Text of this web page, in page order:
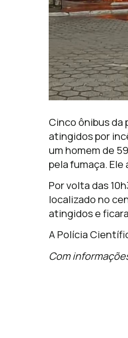
Cinco ônibus
atingidos por
um homem de
pela fumaça.
Por volta das
localizado no
atingidos e
A Polícia
Com